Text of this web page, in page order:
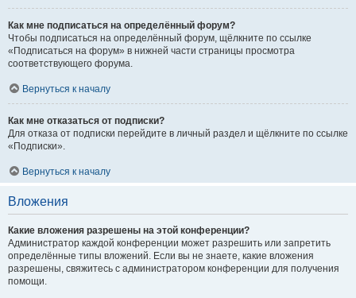
Как мне подписаться на определённый форум?
Чтобы подписаться на определённый форум, щёлкните по ссылке
«Подписаться на форум» в нижней части страницы просмотра
соответствующего форума.
Вернуться к началу
Как мне отказаться от подписки?
Для отказа от подписки перейдите в личный раздел и щёлкните по ссылке
«Подписки».
Вернуться к началу
Вложения
Какие вложения разрешены на этой конференции?
Администратор каждой конференции может разрешить или запретить
определённые типы вложений. Если вы не знаете, какие вложения
разрешены, свяжитесь с администратором конференции для получения
помощи.